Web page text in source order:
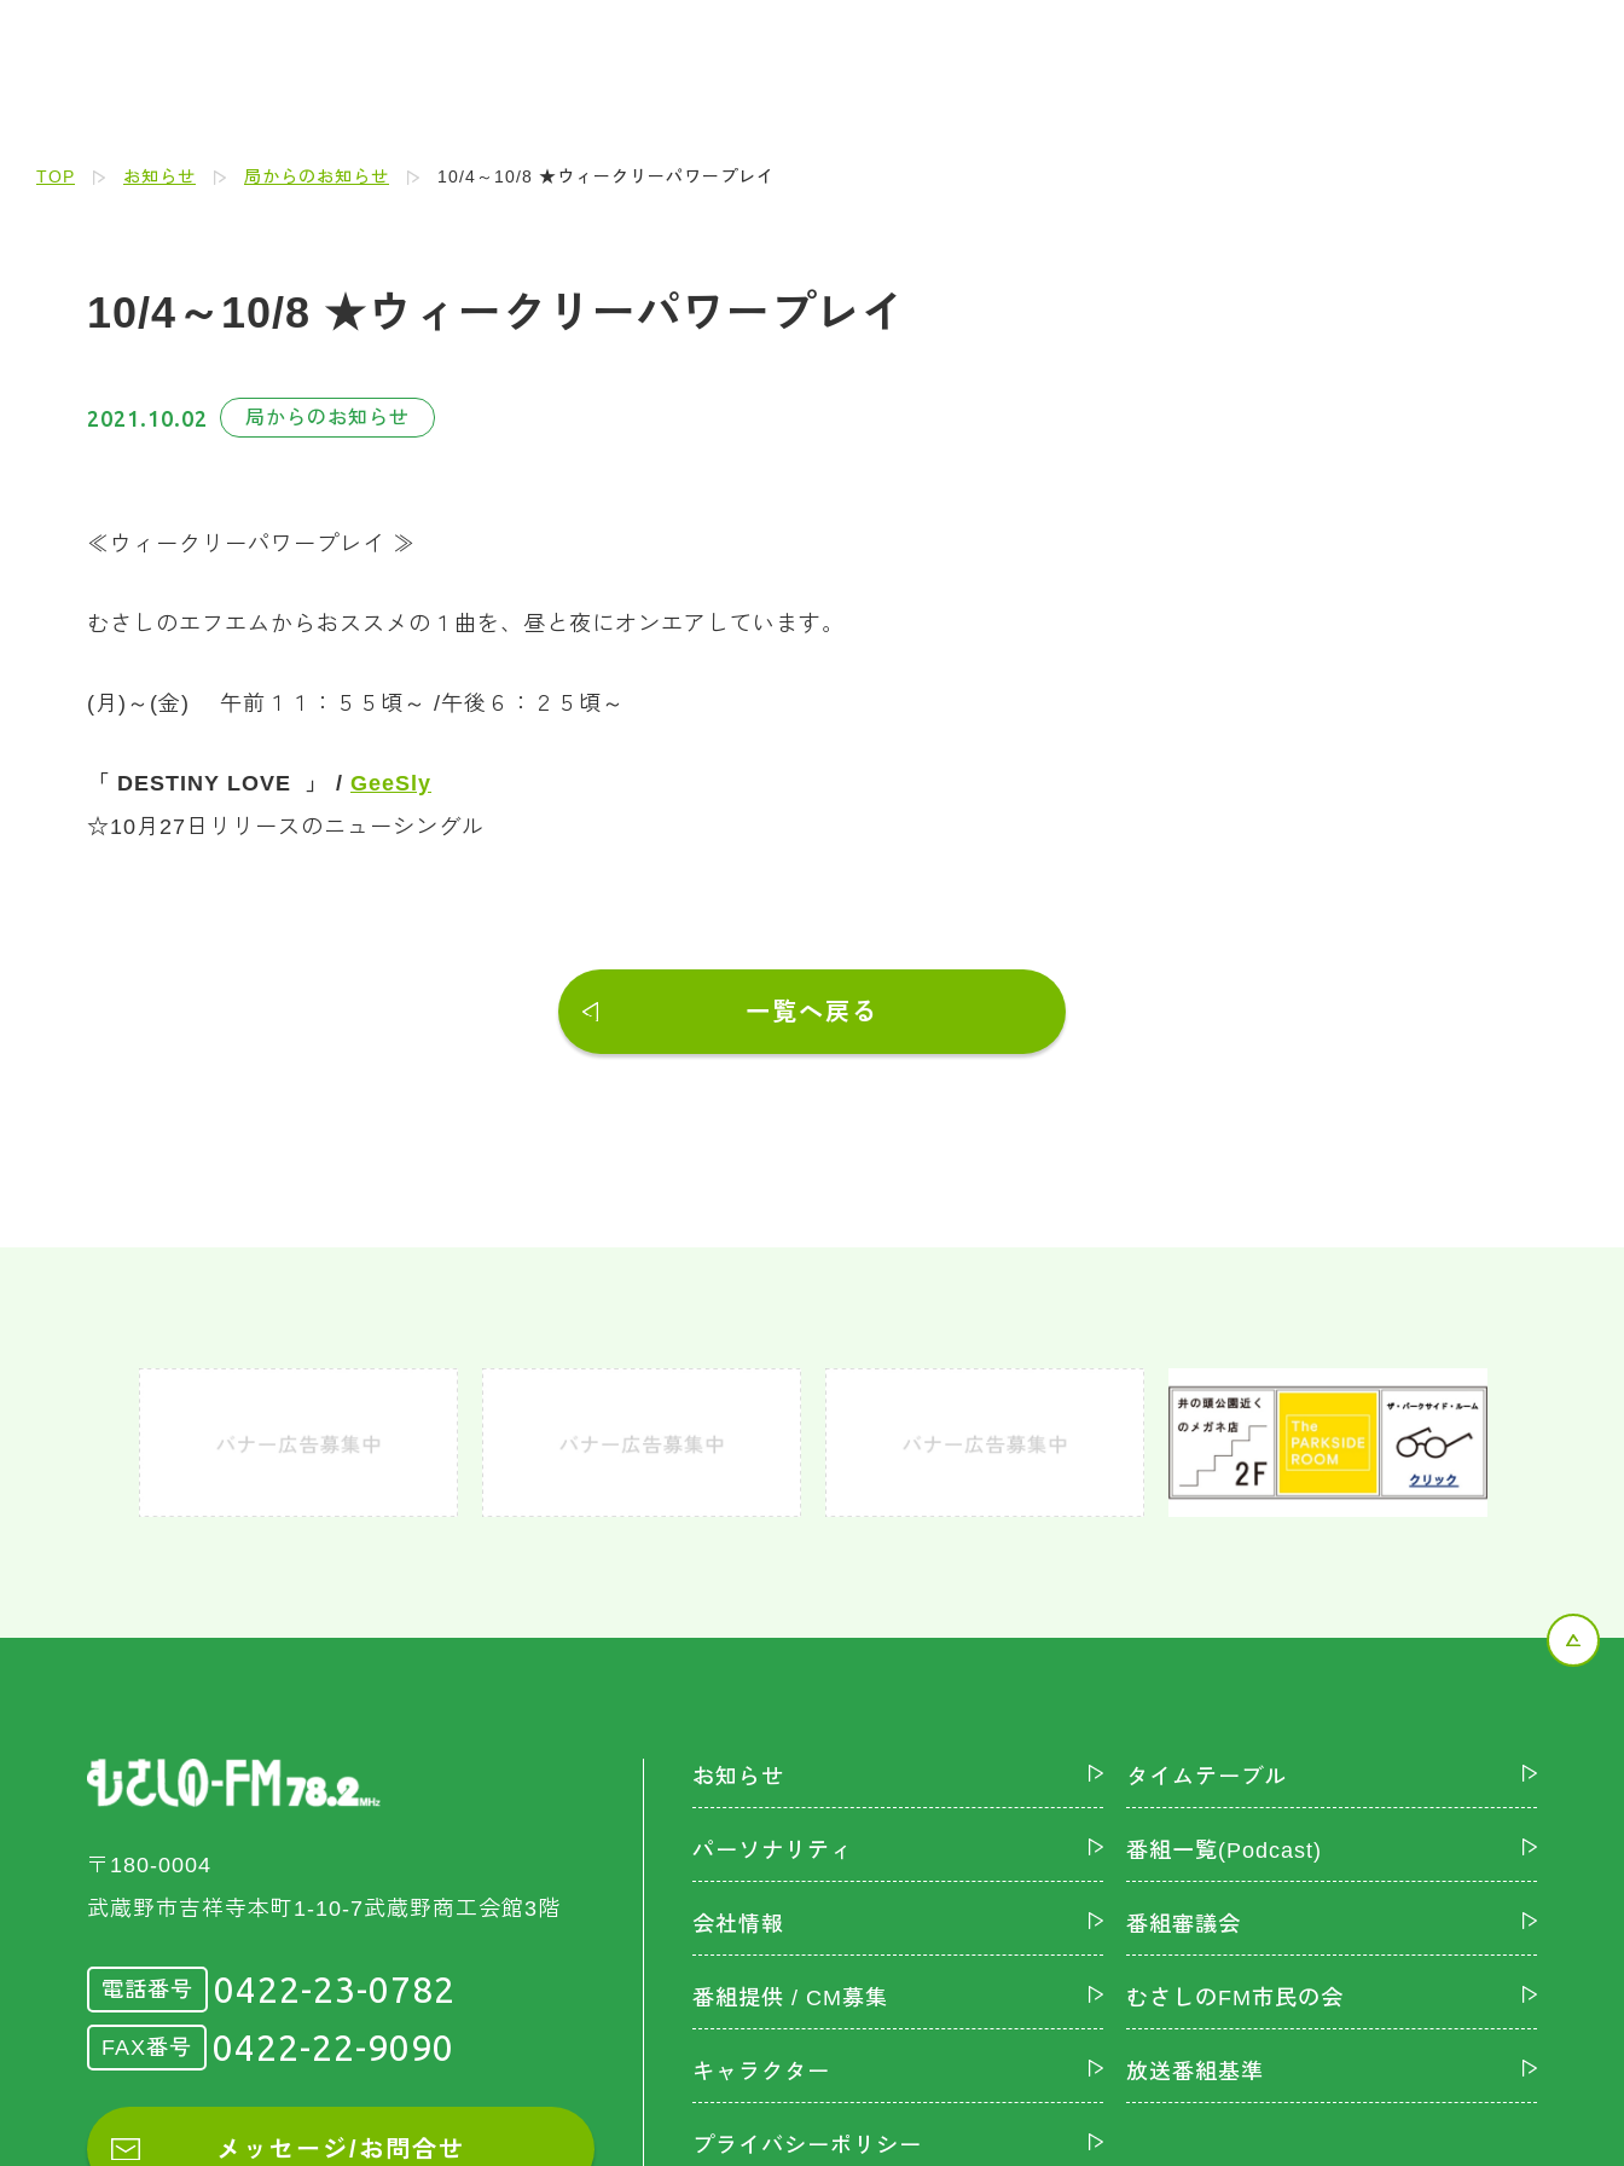
TOP お知らせ 局からのお知らせ 10/4～10/8 ★ウィークリーパワープレイ
10/4～10/8 ★ウィークリーパワープレイ
2021.10.02 局からのお知らせ
≪ウィークリーパワープレイ ≫
むさしのエフエムからおススメの１曲を、昼と夜にオンエアしています。
(月)～(金) 午前１１：５５頃～ /午後６：２５頃～
「 DESTINY LOVE 」 / GeeSly
☆10月27日リリースのニューシングル
一覧へ戻る
〒180-0004
武蔵野市吉祥寺本町1-10-7武蔵野商工会館3階
電話番号 0422-23-0782
FAX番号 0422-22-9090
メッセージ/お問合せ
お知らせ タイムテーブル
パーソナリティ 番組一覧(Podcast)
会社情報 番組審議会
番組提供 / CM募集 むさしのFM市民の会
キャラクター 放送番組基準
プライバシーポリシー